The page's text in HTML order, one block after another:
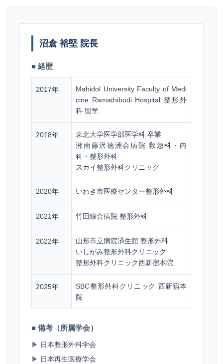
沼倉 裕堅 院長
■ 経歴
2017年
Mahidol University Faculty of Medi
cine Ramathibodi Hospital 整形外
科 留学
2018年
東北大学医学部医学科 卒業
湘南藤沢徳洲会病院 救急科・内
科・整形外科
スカイ整形外科クリニック
2020年 いわき市医療センター整形外科
2021年 竹田綜合病院 整形外科
2022年
山形市立病院済生館 整形外科
いしがみ整形外科クリニック
整形外科クリニック西新宿本院
2025年
SBC整形外科クリニック 西新宿本
院
■ 備考（所属学会）
▶ 日本整形外科学会
▶ 日本再生医療学会